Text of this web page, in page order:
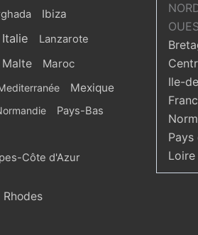
Ibiza
Italie Lanzarote
Malte Maroc
Mexique
Pays-Bas
Côte d'Azur
Rhodes
Ile-
Pays
Loire